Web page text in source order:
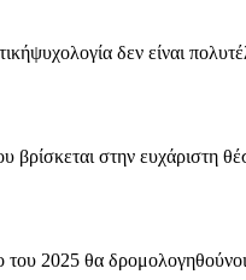
δεν είναι
στην ευχάριστη
2025 θα